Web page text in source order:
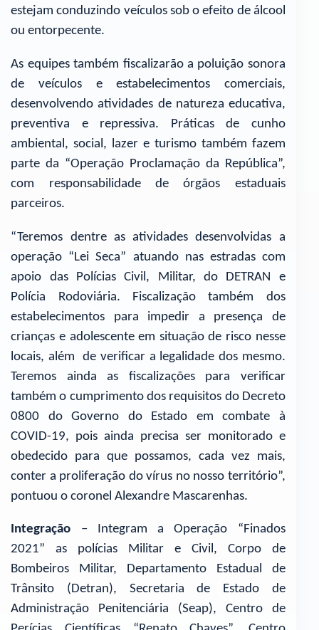
estejam conduzindo veículos sob o efeito de álcool
ou entorpecente.
As equipes também fiscalizarão a poluição sonora
de veículos e estabelecimentos comerciais,
desenvolvendo atividades de natureza educativa,
preventiva e repressiva. Práticas de cunho
ambiental, social, lazer e turismo também fazem
parte da “Operação Proclamação da República”,
com responsabilidade de órgãos estaduais
parceiros.
“Teremos dentre as atividades desenvolvidas a
operação “Lei Seca” atuando nas estradas com
apoio das Polícias Civil, Militar, do DETRAN e
Polícia Rodoviária. Fiscalização também dos
estabelecimentos para impedir a presença de
crianças e adolescente em situação de risco nesse
locais, além de verificar a legalidade dos mesmo.
Teremos ainda as fiscalizações para verificar
também o cumprimento dos requisitos do Decreto
0800 do Governo do Estado em combate à
COVID-19, pois ainda precisa ser monitorado e
obedecido para que possamos, cada vez mais,
conter a proliferação do vírus no nosso território”,
pontuou o coronel Alexandre Mascarenhas.
Integração – Integram a Operação “Finados
2021” as polícias Militar e Civil, Corpo de
Bombeiros Militar, Departamento Estadual de
Trânsito (Detran), Secretaria de Estado de
Administração Penitenciária (Seap), Centro de